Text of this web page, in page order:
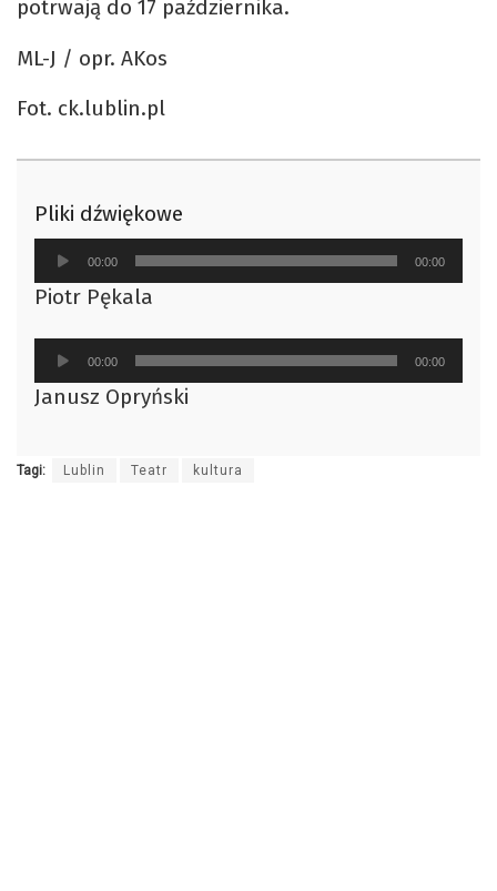
potrwają do 17 października.
ML-J / opr. AKos
Fot. ck.lublin.pl
Pliki dźwiękowe
Odtwarzacz
plików
dźwiękowych
00:00 00:00
Piotr Pękala
Odtwarzacz
plików
dźwiękowych
00:00 00:00
Janusz Opryński
Tagi: Lublin Teatr kultura